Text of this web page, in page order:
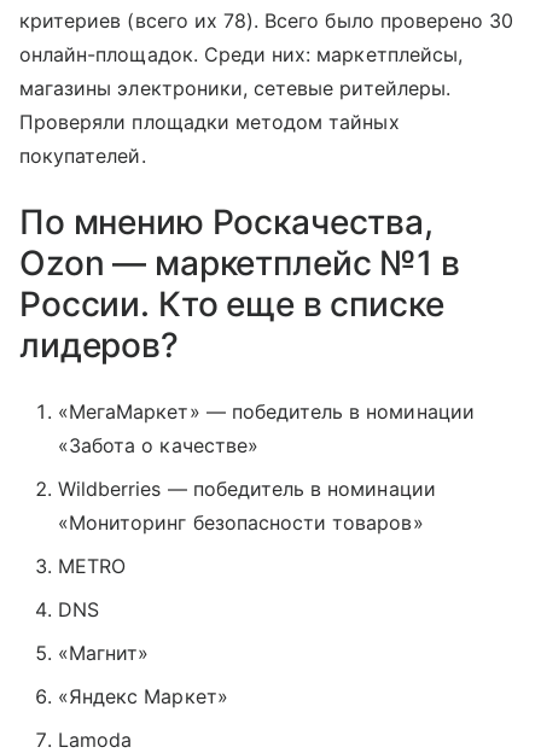
критериев (всего их 78). Всего было проверено 30
онлайн-площадок. Среди них: маркетплейсы,
магазины электроники, сетевые ритейлеры.
Проверяли площадки методом тайных
покупателей.
По мнению Роскачества,
Ozon — маркетплейс №1 в
России. Кто еще в списке
лидеров?
«МегаМаркет» — победитель в номинации
«Забота о качестве»
Wildberries — победитель в номинации
«Мониторинг безопасности товаров»
METRO
DNS
«Магнит»
«Яндекс Маркет»
Lamoda